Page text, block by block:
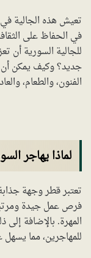
تعيش هذه الجالية
في الحفاظ على
للجالية السورية أن
جديد؟ وكيف يمكن
الفنون، والطعام،
لماذا يهاجر
تعتبر قطر وجهة
فرص عمل جيدة
المهرة. بالإضافة
للمهاجرين، مما يسهل